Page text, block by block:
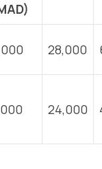
28,000
24,000